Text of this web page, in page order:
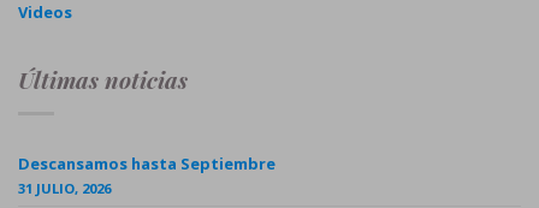
Videos
Últimas noticias
Descansamos hasta Septiembre
31 JULIO, 2026